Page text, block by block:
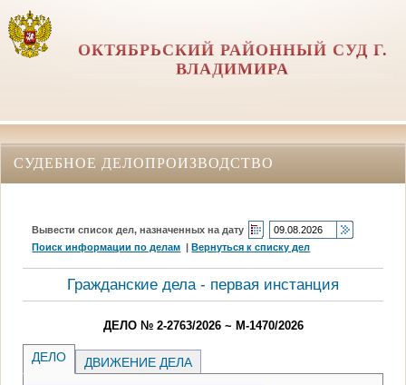
ОКТЯБРЬСКИЙ РАЙОННЫЙ СУД Г.
ВЛАДИМИРА
СУДЕБНОЕ ДЕЛОПРОИЗВОДСТВО
Вывести список дел, назначенных на дату
Поиск информации по делам |Вернуться к списку дел
Гражданские дела - первая инстанция
ДЕЛО № 2-2763/2026 ~ М-1470/2026
ДЕЛО ДВИЖЕНИЕ ДЕЛА